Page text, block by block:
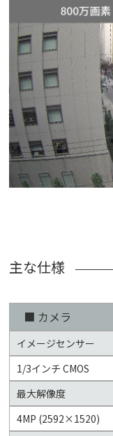
主な仕様
■ カメラ
イメージセンサー
1/3インチ CMOS
最大解像度
4MP (2592×1520)